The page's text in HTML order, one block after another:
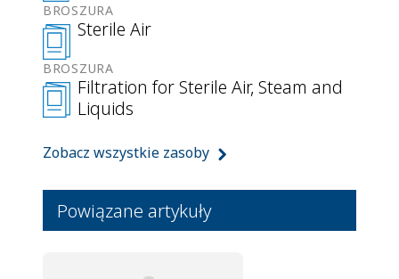
BROSZURA
Sterile Air
BROSZURA
Filtration for Sterile Air, Steam and
Liquids
Zobacz wszystkie zasoby
Powiązane artykuły